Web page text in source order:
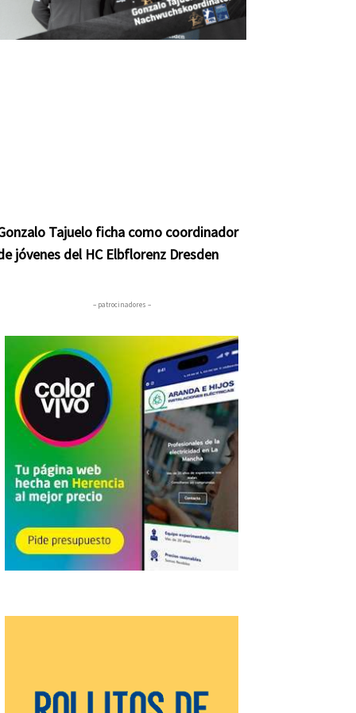
Tajuelo ficha como coordinador
jóvenes del HC Elbflorenz Dresden
– patrocinadores –